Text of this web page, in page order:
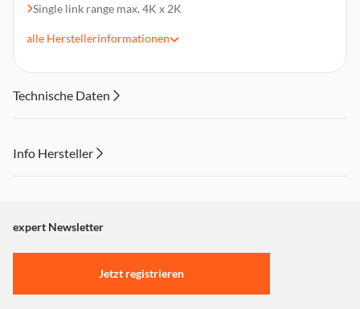
Single link range max. 4K x 2K
alle Herstellerinformationen
Technische Daten
Info Hersteller
"Marketing".
Einstellungen anpassen
expert Newsletter
Jetzt registrieren